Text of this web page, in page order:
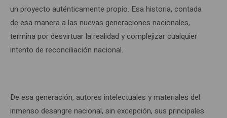
un proyecto auténticamente propio. Esa historia, contada
de esa manera a las nuevas generaciones nacionales,
termina por desvirtuar la realidad y complejizar cualquier
intento de reconciliación nacional.
De esa generación, autores intelectuales y materiales del
inmenso desangre nacional, sin excepción, sus principales